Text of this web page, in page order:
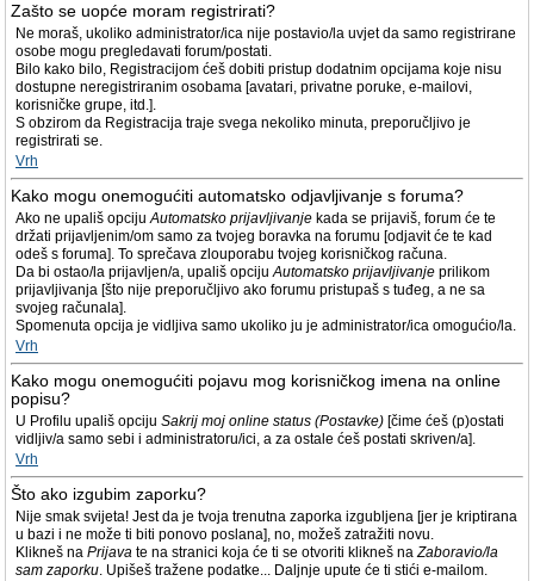
Zašto se uopće moram registrirati?
Ne moraš, ukoliko administrator/ica nije postavio/la uvjet da samo registrirane
osobe mogu pregledavati forum/postati.
Bilo kako bilo, Registracijom ćeš dobiti pristup dodatnim opcijama koje nisu
dostupne neregistriranim osobama [avatari, privatne poruke, e-mailovi,
korisničke grupe, itd.].
S obzirom da Registracija traje svega nekoliko minuta, preporučljivo je
registrirati se.
Vrh
Kako mogu onemogućiti automatsko odjavljivanje s foruma?
Ako ne upališ opcijuAutomatsko prijavljivanje kada se prijaviš, forum će te
držati prijavljenim/om samo za tvojeg boravka na forumu [odjavit će te kad
odeš s foruma]. To sprečava zlouporabu tvojeg korisničkog računa.
Da bi ostao/la prijavljen/a, upališ opcijuAutomatsko prijavljivanje prilikom
prijavljivanja [što nije preporučljivo ako forumu pristupaš s tuđeg, a ne sa
svojeg računala].
Spomenuta opcija je vidljiva samo ukoliko ju je administrator/ica omogućio/la.
Vrh
Kako mogu onemogućiti pojavu mog korisničkog imena na online
popisu?
U Profilu upališ opciju Sakrij moj online status (Postavke) [čime ćeš (p)ostati
vidljiv/a samo sebi i administratoru/ici, a za ostale ćeš postati skriven/a].
Vrh
Što ako izgubim zaporku?
Nije smak svijeta! Jest da je tvoja trenutna zaporka izgubljena [jer je kriptirana
u bazi i ne može ti biti ponovo poslana], no, možeš zatražiti novu.
Klikneš na Prijava te na stranici koja će ti se otvoriti klikneš naZaboravio/la
sam zaporku. Upišeš tražene podatke... Daljnje upute će ti stići e-mailom.